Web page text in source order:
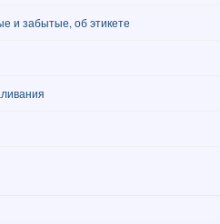
и забытые, об этикете